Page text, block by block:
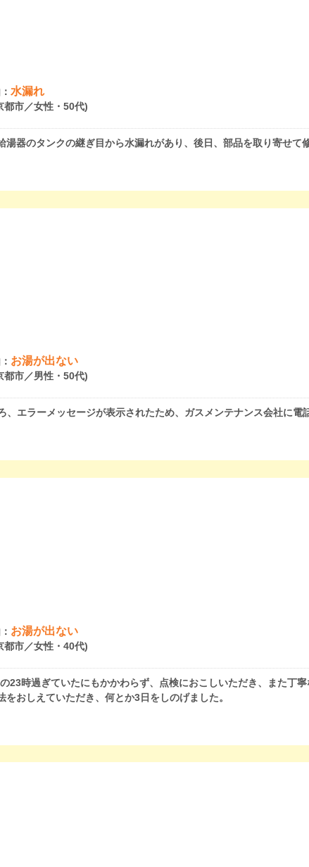
水漏れ
都市／女性・50代)
器のタンクの継ぎ目から水漏れがあり、後日、部品を取り寄せて
お湯が出ない
都市／男性・50代)
エラーメッセージが表示されたため、ガスメンテナンス会社に
お湯が出ない
都市／女性・40代)
23時過ぎていたにもかかわらず、点検におこしいただき、また丁
おしえていただき、何とか3日をしのげました。